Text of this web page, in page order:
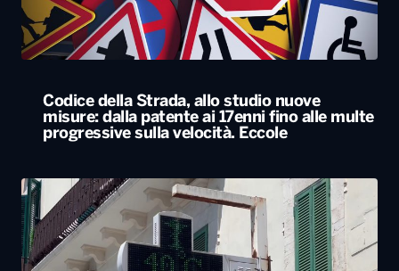
Codice della Strada, allo studio nuove
misure: dalla patente ai 17enni fino alle multe
progressive sulla velocità. Eccole